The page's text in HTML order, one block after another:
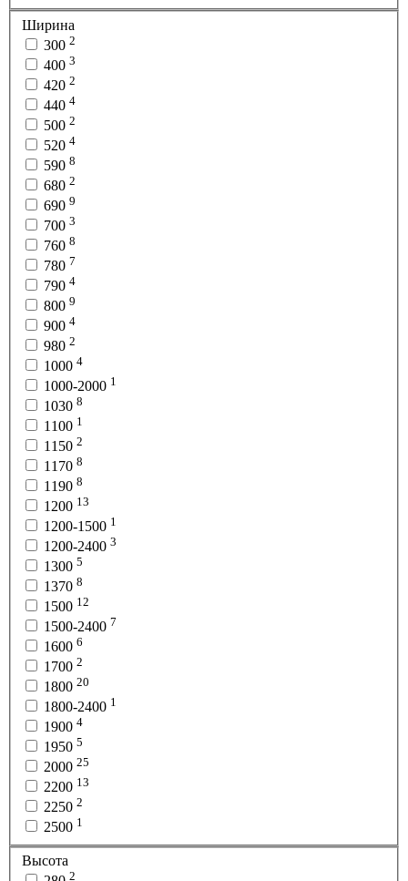
Ширина
300 2
400 3
420 2
440 4
500 2
520 4
590 8
680 2
690 9
700 3
760 8
780 7
790 4
800 9
900 4
980 2
1000 4
1000-2000 1
1030 8
1100 1
1150 2
1170 8
1190 8
1200 13
1200-1500 1
1200-2400 3
1300 5
1370 8
1500 12
1500-2400 7
1600 6
1700 2
1800 20
1800-2400 1
1900 4
1950 5
2000 25
2200 13
2250 2
2500 1
Высота
2